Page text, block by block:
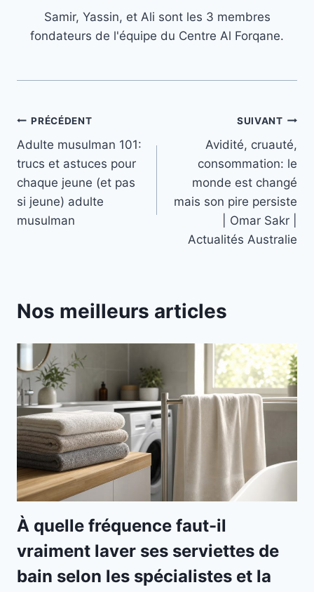
Samir, Yassin, et Ali sont les 3 membres
fondateurs de l'équipe du Centre Al Forqane.
Navigation
de
l’article
PRÉCÉDENT
Adulte musulman 101:
trucs et astuces pour
chaque jeune (et pas
si jeune) adulte
musulman
SUIVANT
Avidité, cruauté,
consommation: le
monde est changé
mais son pire persiste
| Omar Sakr |
Actualités Australie
Nos meilleurs articles
À quelle fréquence faut-il
vraiment laver ses serviettes de
bain selon les spécialistes et la